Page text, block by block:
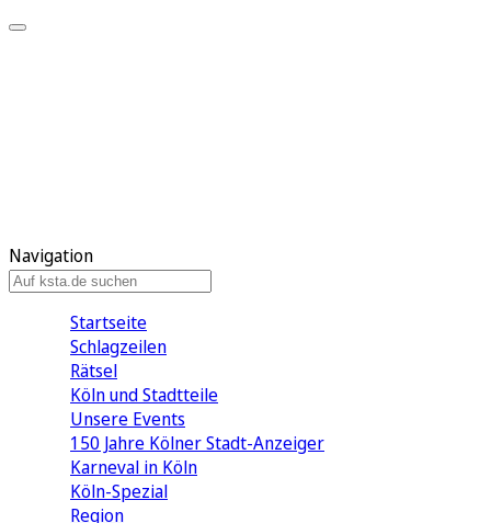
Navigation
Startseite
Schlagzeilen
Rätsel
Köln und Stadtteile
Unsere Events
150 Jahre Kölner Stadt-Anzeiger
Karneval in Köln
Köln-Spezial
Region